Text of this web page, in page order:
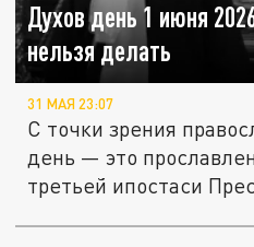
Духов день 1 июня
нельзя делать
31 МАЯ 23:07
С точки зрения
день — это
третьей ипостаси